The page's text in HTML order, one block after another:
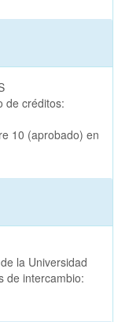
de créditos:
10 (aprobado) en
la Universidad
de intercambio: